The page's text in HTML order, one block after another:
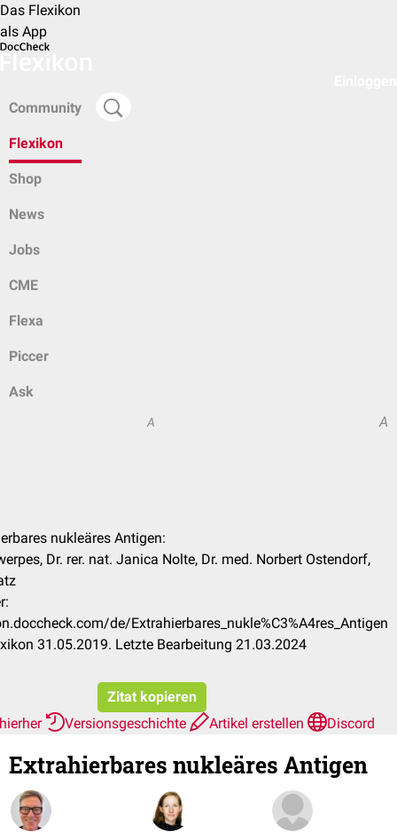
Das Flexikon
als App
Community
Flexikon
Shop
News
Jobs
CME
Flexa
Piccer
Ask
A A
nukleäres Antigen:
Dr. rer. nat. Janica Nolte, Dr. med. Norbert Ostendorf,
de/Extrahierbares_nukle%C3%A4res_Antigen
31.05.2019. Letzte Bearbeitung 21.03.2024
Zitat kopieren
Versionsgeschichte Artikel erstellen Discord
Extrahierbares nukleäres Antigen